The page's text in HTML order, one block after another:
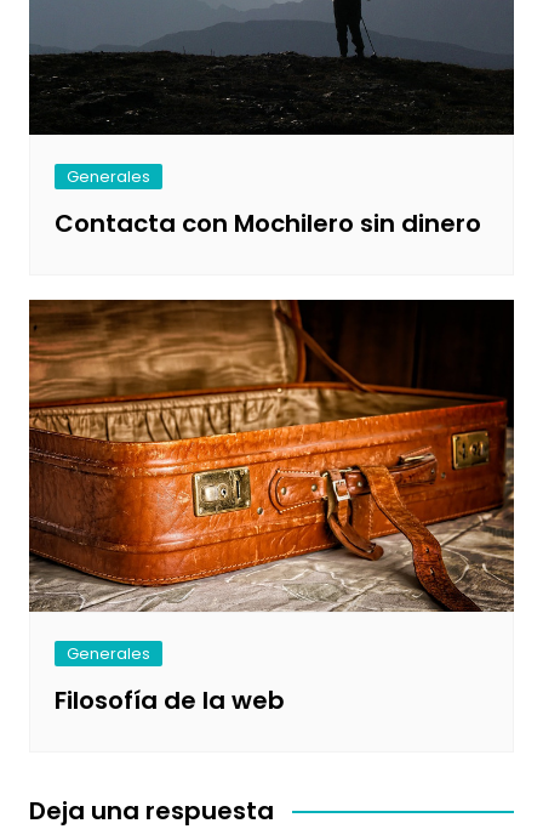
Generales
Contacta con Mochilero sin dinero
Generales
Filosofía de la web
Deja una respuesta